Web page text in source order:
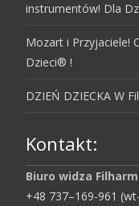
instrumentów! Dla
Mozart i Przyjaciele!
Dzieci® !
DZIEŃ DZIECKA W
Kontakt:
Biuro widza
+48 737–169-961